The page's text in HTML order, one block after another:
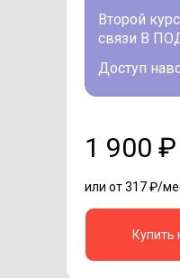
или от 317 ₽/
1 900 ₽
Купить
Доступ
Второй
связи В